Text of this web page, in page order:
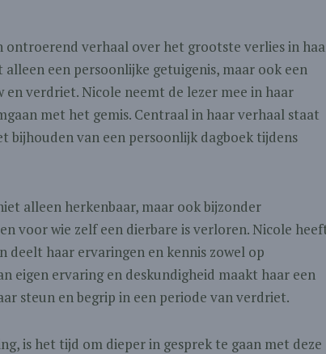
ontroerend verhaal over het grootste verlies in
een persoonlijke getuigenis, maar ook een
verdriet. Nicole neemt de lezer mee in haar
met het gemis. Centraal in haar verhaal staat
bijhouden van een persoonlijk dagboek tijdens
alleen herkenbaar, maar ook bijzonder
voor wie zelf een dierbare is verloren. Nicole
deelt haar ervaringen en kennis zowel op
eigen ervaring en deskundigheid maakt haar een
steun en begrip in een periode van verdriet.
is het tijd om dieper in gesprek te gaan met deze